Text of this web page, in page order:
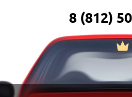
8 (812)